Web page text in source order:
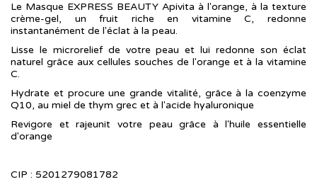
Le Masque EXPRESS BEAUTY Apivita à l'orange, à la texture
crème-gel, un fruit riche en vitamine C, redonne
instantanément de l'éclat à la peau.
Lisse le microrelief de votre peau et lui redonne son éclat
naturel grâce aux cellules souches de l'orange et à la vitamine
C.
Hydrate et procure une grande vitalité, grâce à la coenzyme
Q10, au miel de thym grec et à l'acide hyaluronique
Revigore et rajeunit votre peau grâce à l'huile essentielle
d'orange
CIP : 5201279081782